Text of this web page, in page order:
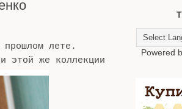
прошлом лете.
этой же коллекции
Powered